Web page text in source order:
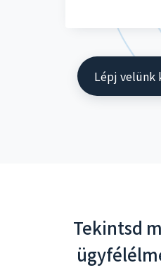
Lépj velünk
Tekintsd